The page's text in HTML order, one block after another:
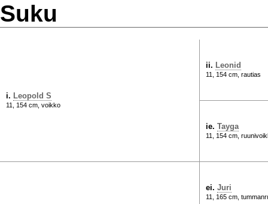
Suku
i. Leopold S
11, 154 cm, voikko
ii. Leonid
11, 154 cm, rautias
ie. Tayga
11, 154 cm,
ei. Juri
11, 165 cm,